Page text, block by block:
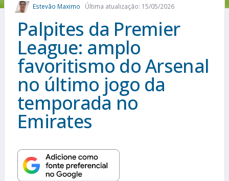
Estevão Maximo Última atualização: 15/05/2026
Palpites da Premier
League: amplo
favoritismo do Arsenal
no último jogo da
temporada no
Emirates